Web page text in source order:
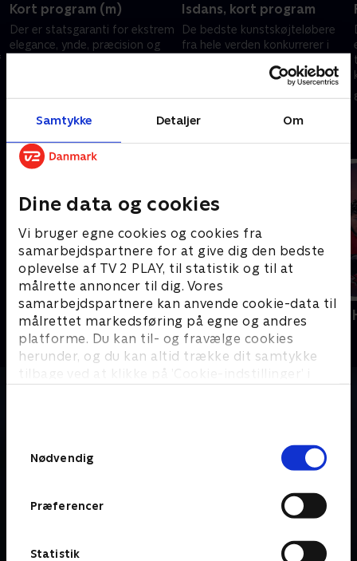
Samtykke Detaljer Om
Dine data og cookies
Vi bruger egne cookies og cookies fra
samarbejdspartnere for at give dig den bedste
oplevelse af TV 2 PLAY, til statistik og til at
målrette annoncer til dig. Vores
samarbejdspartnere kan anvende cookie-data til
målrettet markedsføring på egne og andres
platforme. Du kan til- og fravælge cookies
herunder, og du kan altid trække dit samtykke
tilbage ved at klikke på ’Cookie-indstillinger’ i
Nødvendig
Præferencer
Statistik
Kort program (m)
Der er statsgaranti for ekstrem
elegance, ynde, præcision og
10. februar 2026 • 244 min
Isdans, kort program
De bedste kunstskøjteløbere
fra hele verden konkurrerer i
Vinter-OL’s mest populære
discipliner fra legene i Milano
9. februar 2026 • 197 min
Andre så også
Vinter-OL - Short Track
Skøjteløb
Vinter-OL -
Sport